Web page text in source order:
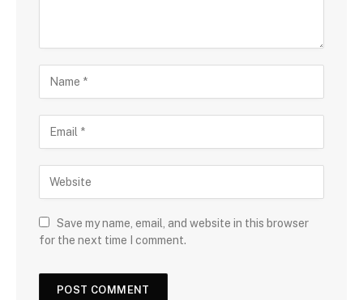
Save my name, email, and website in this browser
for the next time I comment.